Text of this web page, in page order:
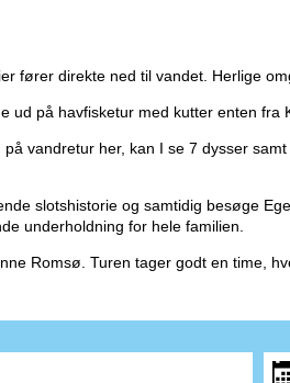
fører direkte ned til vandet. Herlige
på havfisketur med kutter enten fra
vandretur her, kan I se 7 dysser
slotshistorie og samtidig besøge
underholdning for hele familien.
Romsø. Turen tager godt en time,